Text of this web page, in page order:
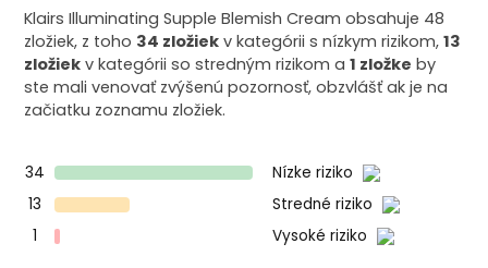
Klairs Illuminating Supple Blemish Cream obsahuje 48
zložiek, z toho 34 zložiek v kategórii s nízkym rizikom,13
zložiek v kategórii so stredným rizikom a1 zložke by
ste mali venovať zvýšenú pozornosť, obzvlášť ak je na
začiatku zoznamu zložiek.
34
Nízke riziko
13
Stredné riziko
1
Vysoké riziko